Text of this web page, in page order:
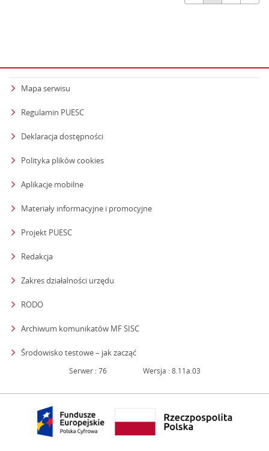
Mapa serwisu
Regulamin PUESC
Deklaracja dostępności
Polityka plików cookies
Aplikacje mobilne
Materiały informacyjne i promocyjne
Projekt PUESC
Redakcja
Zakres działalności urzędu
RODO
Archiwum komunikatów MF SISC
Środowisko testowe – jak zacząćstrona otwiera się w nowym oknie
Serwer : 76 Wersja : 8.11a.03